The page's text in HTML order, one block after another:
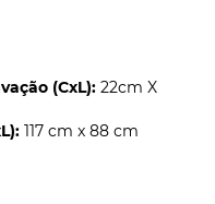
(CxL): 22cm X
117 cm x 88 cm